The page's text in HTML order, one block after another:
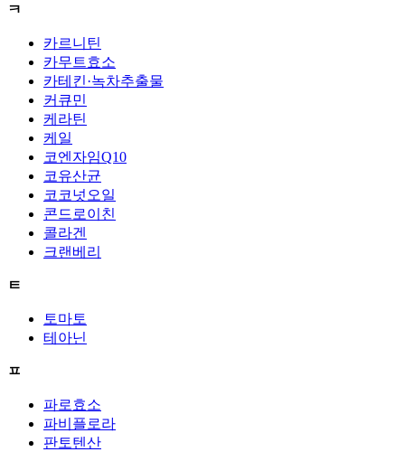
ㅋ
카르니틴
카무트효소
카테킨·녹차추출물
커큐민
케라틴
케일
코엔자임Q10
코유산균
코코넛오일
콘드로이친
콜라겐
크랜베리
ㅌ
토마토
테아닌
ㅍ
파로효소
파비플로라
판토텐산